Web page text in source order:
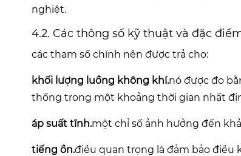
nghiệt.
4.2. Các thông số kỹ thuật và đặc
các tham số chính nên được trả cho:
khối lượng luồng không khí.nó được đo
thống trong một khoảng thời gian nhất
áp suất tĩnh.một chỉ số ảnh hưởng đến
tiếng ồn.điều quan trọng là đảm bảo điều